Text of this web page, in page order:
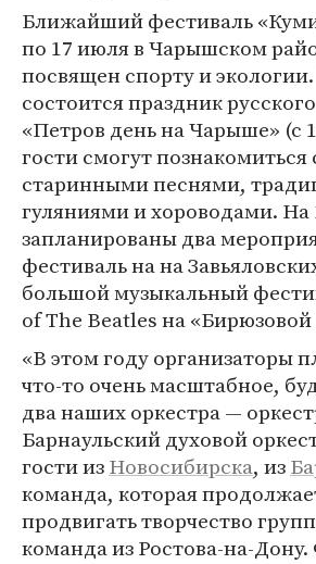
Ближайший фестиваль
по 17 июля в Чарышском
посвящен спорту и
состоится праздник
«Петров день на Чарыше» (с
гости смогут познакомиться
старинными песнями,
гуляниями и хороводами. На
запланированы два
фестиваль на на
большой музыкальный
of The Beatles на
«В этом году организаторы
что-то очень масштабное,
два наших оркестра —
Барнаульский духовой
гости изНовосибирска, из
команда, которая
продвигать творчество
команда из Ростова-на-Дону.